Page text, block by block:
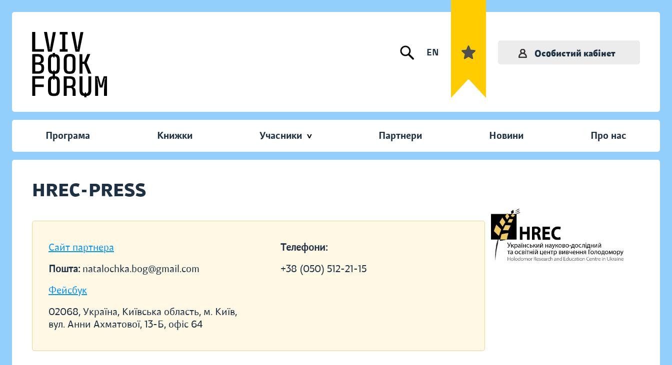
EN Особистий кабінет
Програма Книжки Учасники Партнери Новини Про нас
HREC-PRESS
Сайт партнера
Пошта: natalochka.bog@gmail.com
Фейсбук
02068, Україна, Київська область, м. Київ,
вул. Анни Ахматової, 13-Б, офіс 64
Телефони:
+38 (050) 512-21-15